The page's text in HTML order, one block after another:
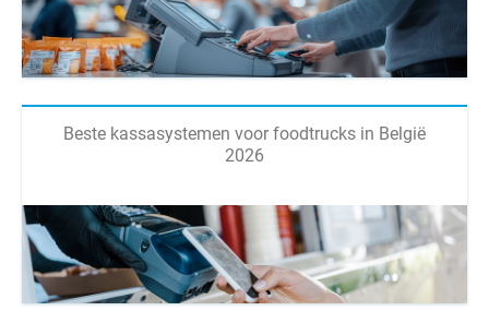
Beste kassasystemen voor foodtrucks in België
2026